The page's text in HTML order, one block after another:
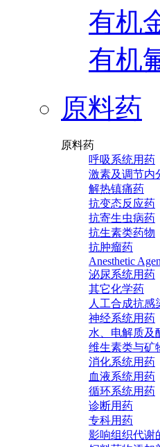
有机
有机
原料药
原料药
呼吸系统用药
激素及调节内
解热镇痛药
抗变态反应药
抗寄生虫病药
抗生素类药物
抗肿瘤药
Anesthetic
泌尿系统用药
其它化学药
人工合成抗感
神经系统用药
水、电解质及
维生素类与矿
消化系统用药
血液系统用药
循环系统用药
诊断用药
专科用药
影响组织代谢